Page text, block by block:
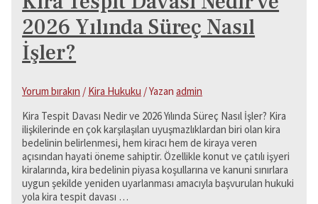
2026 Yılında Süreç Nasıl
İşler?
Yorum bırakın / Kira Hukuku / Yazan admin
Kira Tespit Davası Nedir ve 2026 Yılında Süreç Nasıl İşler? Kira
ilişkilerinde en çok karşılaşılan uyuşmazlıklardan biri olan kira
bedelinin belirlenmesi, hem kiracı hem de kiraya veren
açısından hayati öneme sahiptir. Özellikle konut ve çatılı işyeri
kiralarında, kira bedelinin piyasa koşullarına ve kanuni sınırlara
uygun şekilde yeniden uyarlanması amacıyla başvurulan hukuki
yola kira tespit davası …